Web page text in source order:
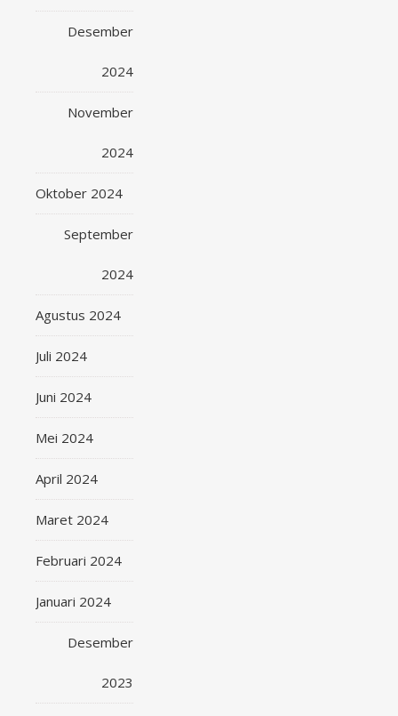
Desember
2024
November
2024
Oktober 2024
September
2024
Agustus 2024
Juli 2024
Juni 2024
Mei 2024
April 2024
Maret 2024
Februari 2024
Januari 2024
Desember
2023